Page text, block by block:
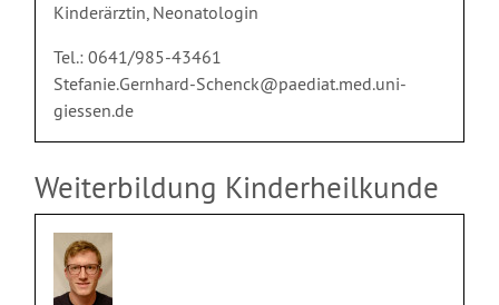
Kinderärztin, Neonatologin
Tel.: 0641/985-43461
Stefanie.Gernhard-Schenck@paediat.med.uni-
giessen.de
Weiterbildung Kinderheilkunde